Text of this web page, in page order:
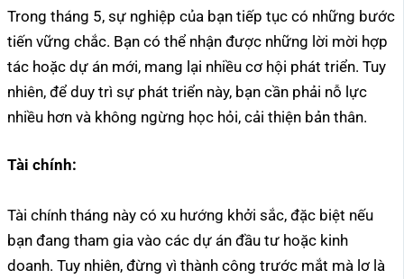
Trong tháng 5, sự nghiệp của bạn tiếp tục có những bước
tiến vững chắc. Bạn có thể nhận được những lời mời hợp
tác hoặc dự án mới, mang lại nhiều cơ hội phát triển. Tuy
nhiên, để duy trì sự phát triển này, bạn cần phải nỗ lực
nhiều hơn và không ngừng học hỏi, cải thiện bản thân.
Tài chính:
Tài chính tháng này có xu hướng khởi sắc, đặc biệt nếu
bạn đang tham gia vào các dự án đầu tư hoặc kinh
doanh. Tuy nhiên, đừng vì thành công trước mắt mà lơ là